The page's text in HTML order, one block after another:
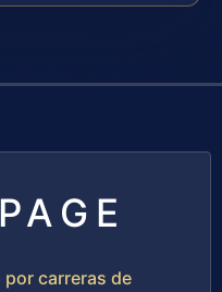
carreras de